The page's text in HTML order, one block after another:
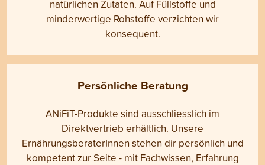
natürlichen Zutaten. Auf Füllstoffe und
minderwertige Rohstoffe verzichten wir
konsequent.
Persönliche Beratung
ANiFiT-Produkte sind ausschliesslich im
Direktvertrieb erhältlich. Unsere
ErnährungsberaterInnen stehen dir persönlich und
kompetent zur Seite - mit Fachwissen, Erfahrung